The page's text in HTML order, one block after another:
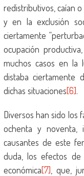
redistributivos, caían
y en la exclusión
ciertamente
ocupación
muchos casos en la
distaba ciertamente
dichas situaciones[6].
Diversos han sido los
ochenta y noventa,
causantes de este
duda, los efectos de
económica[7] , que,